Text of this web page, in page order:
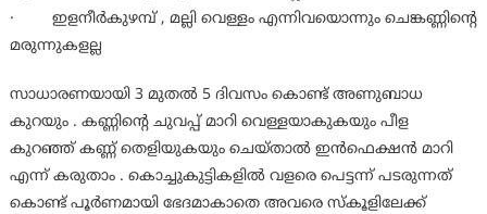
· ഇളനീര്‍കുഴമ്പ് , മല്ലി വെള്ളം എന്നിവയൊന്നും ചെങ്കണ്ണിന്റെ
മരുന്നുകളല്ല
സാധാരണയായി 3 മുതല്‍ 5 ദിവസം കൊണ്ട് അണുബാധ
കുറയും . കണ്ണിന്റെ ചുവപ്പ് മാറി വെള്ളയാകുകയും പീള
കുറഞ്ഞ് കണ്ണ് തെളിയുകയും ചെയ്താല്‍ ഇന്‍ഫെക്ഷന്‍ മാറി
എന്ന് കരുതാം . കൊച്ചുകുട്ടികളില്‍ വളരെ പെട്ടന്ന് പടരുന്നത്
കൊണ്ട് പൂര്‍ണമായി ഭേദമാകാതെ അവരെ സ്‌കൂളിലേക്ക്